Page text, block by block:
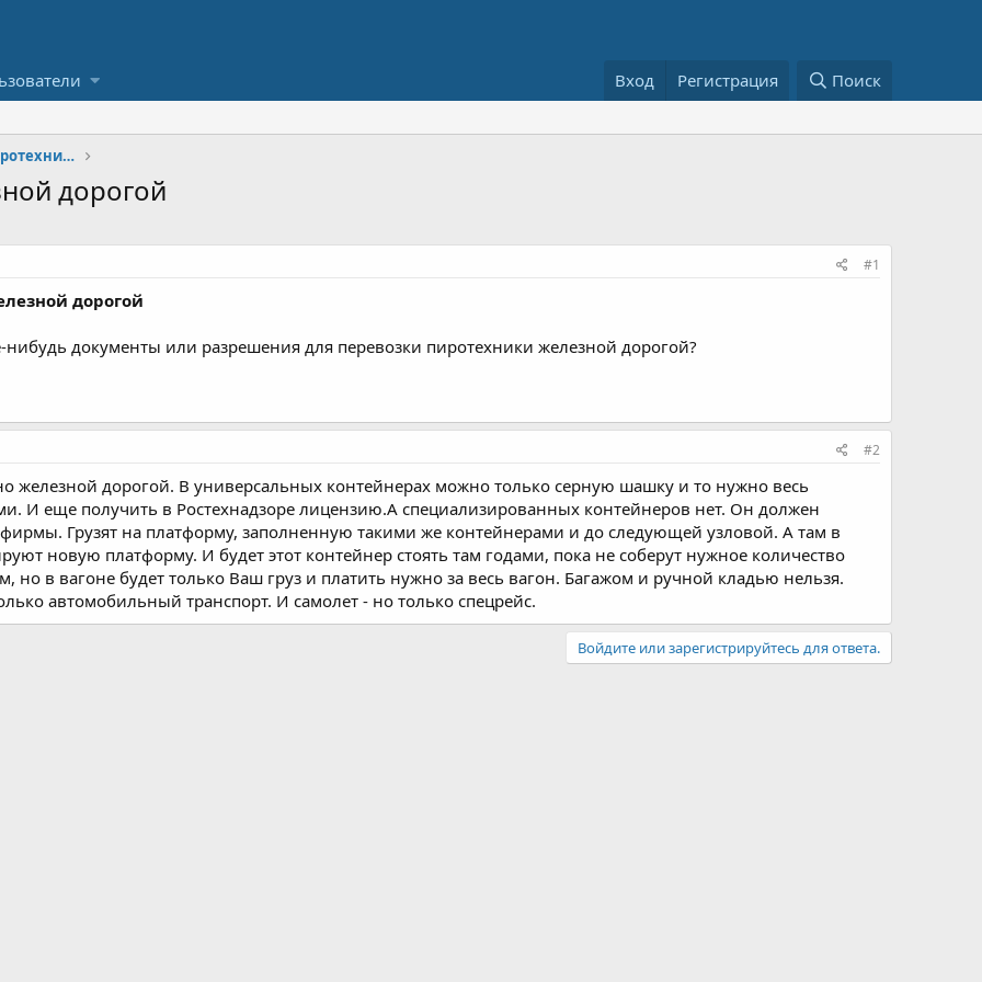
Вход Регистрация Поиск
Оптовая и розничная торговля пиротехникой
дорогой
#1
дорогой
документы или разрешения для перевозки пиротехники железной дорогой?
#2
железной дорогой. В универсальных контейнерах можно только серную шашку и то нужно весь
И еще получить в Ростехнадзоре лицензию.А специализированных контейнеров нет. Он должен
фирмы. Грузят на платформу, заполненную такими же контейнерами и до следующей узловой. А там в
новую платформу. И будет этот контейнер стоять там годами, пока не соберут нужное количество
но в вагоне будет только Ваш груз и платить нужно за весь вагон. Багажом и ручной кладью нельзя.
автомобильный транспорт. И самолет - но только спецрейс.
Войдите или зарегистрируйтесь для ответа.